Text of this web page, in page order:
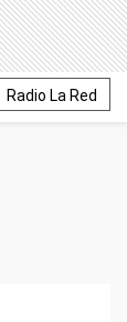
Radio La Red